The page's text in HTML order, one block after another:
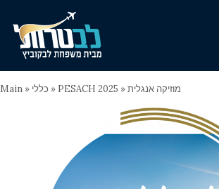
Main » כללי » PESACH 2025 »מוזיקה אנגלית